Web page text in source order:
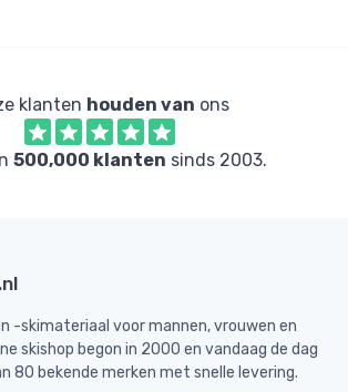
klanten houden van ons
500,000 klanten sinds 2003.
-skimateriaal voor mannen, vrouwen en
skishop begon in 2000 en vandaag de dag
80 bekende merken met snelle levering.